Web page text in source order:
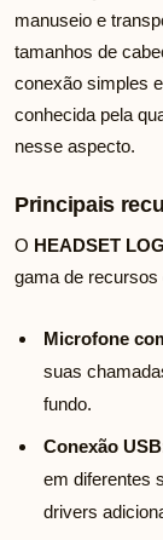
manuseio e
tamanhos de
conexão simples
conhecida pela
nesse aspecto.
Principais
O HEADSET
gama de recursos
Microfone
suas
fundo.
Conexão
em diferentes
drivers